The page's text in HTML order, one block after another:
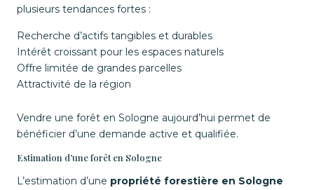
plusieurs tendances fortes :
Recherche d’actifs tangibles et durables
Intérêt croissant pour les espaces naturels
Offre limitée de grandes parcelles
Attractivité de la région
Vendre une forêt en Sologne aujourd’hui permet de
bénéficier d’une demande active et qualifiée.
Estimation d’une forêt en Sologne
L’estimation d’une propriété forestière en Sologne